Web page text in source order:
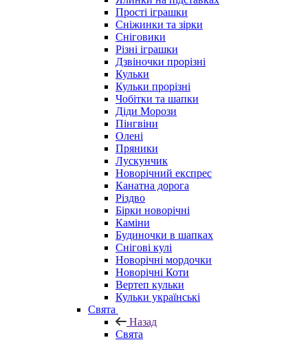
Прості іграшки
Сніжинки та зірки
Сніговики
Різні іграшки
Дзвіночки прорізні
Кульки
Кульки прорізні
Чобітки та шапки
Діди Морози
Пінгвіни
Олені
Пряники
Лускунчик
Новорічний експрес
Канатна дорога
Різдво
Бірки новорічні
Каміни
Будиночки в шапках
Снігові кулі
Новорічні мордочки
Новорічні Коти
Вертеп кульки
Кульки українські
Свята
Назад
Свята